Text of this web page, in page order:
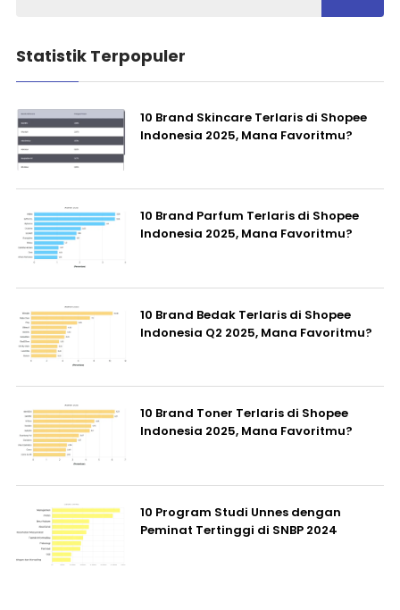
Statistik Terpopuler
10 Brand Skincare Terlaris di Shopee
Indonesia 2025, Mana Favoritmu?
10 Brand Parfum Terlaris di Shopee
Indonesia 2025, Mana Favoritmu?
10 Brand Bedak Terlaris di Shopee
Indonesia Q2 2025, Mana Favoritmu?
10 Brand Toner Terlaris di Shopee
Indonesia 2025, Mana Favoritmu?
10 Program Studi Unnes dengan
Peminat Tertinggi di SNBP 2024